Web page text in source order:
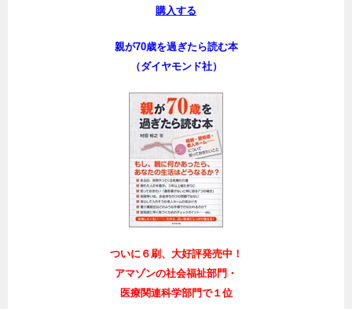
詳しい目次・書評を読む
購入する
親が70歳を過ぎたら読む本
（ダイヤモンド社）
ついに６刷、大好評発売中！